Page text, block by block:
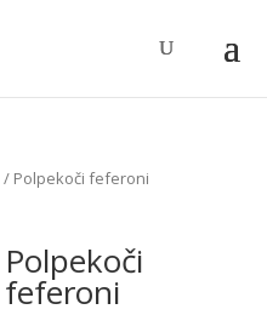
/ Polpekoči feferoni
Polpekoči
feferoni